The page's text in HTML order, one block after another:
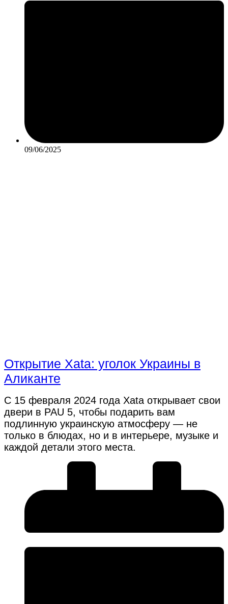
09/06/2025
Открытие Xata: уголок Украины в
Аликанте
С 15 февраля 2024 года Xata открывает свои
двери в PAU 5, чтобы подарить вам
подлинную украинскую атмосферу — не
только в блюдах, но и в интерьере, музыке и
каждой детали этого места.